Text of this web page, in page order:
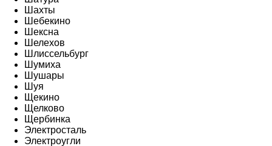
Шахты
Шебекино
Шексна
Шелехов
Шлиссельбург
Шумиха
Шушары
Шуя
Щекино
Щелково
Щербинка
Электросталь
Электроугли